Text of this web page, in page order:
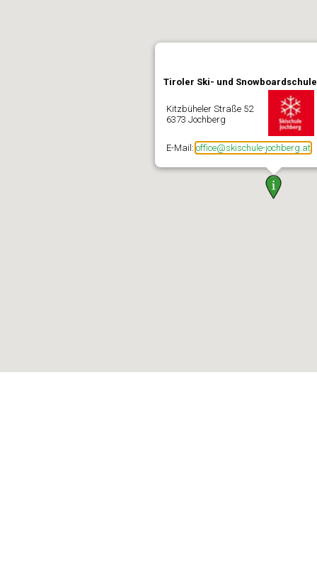
Tiroler Ski- und
Kitzbüheler Straße 52
6373 Jochberg
E-Mail: office@skischule-jochberg.at